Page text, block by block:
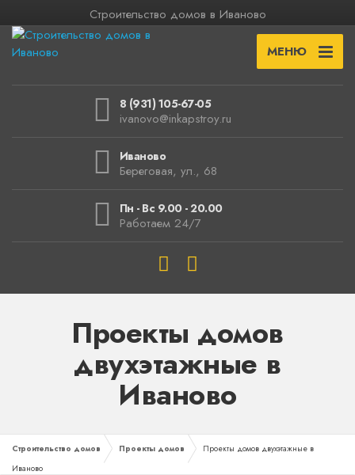
Строительство домов в Иваново
МЕНЮ
8 (931) 105-67-05
ivanovo@inkapstroy.ru
Иваново
Береговая, ул., 68
Пн - Вс 9.00 - 20.00
Работаем 24/7
Проекты домов
двухэтажные в
Иваново
Строительство домов Проекты домов
Проекты домов двухэтажные в
Иваново